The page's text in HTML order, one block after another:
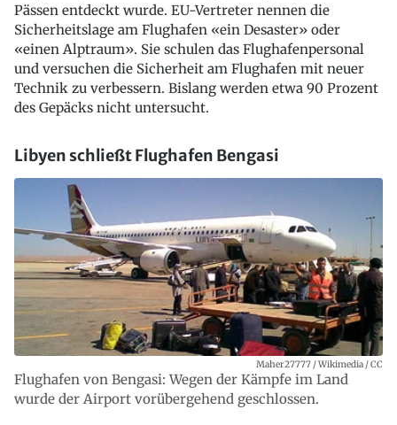
Pässen entdeckt wurde. EU-Vertreter nennen die
Sicherheitslage am Flughafen «ein Desaster» oder
«einen Alptraum». Sie schulen das Flughafenpersonal
und versuchen die Sicherheit am Flughafen mit neuer
Technik zu verbessern. Bislang werden etwa 90 Prozent
des Gepäcks nicht untersucht.
Libyen schließt Flughafen Bengasi
Flughafen von Bengasi: Wegen der Kämpfe im Land
wurde der Airport vorübergehend geschlossen.
Maher27777 / Wikimedia / CC